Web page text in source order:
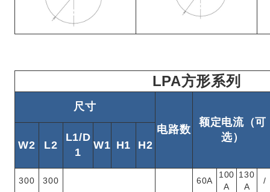
LPA方形系列
尺寸
电路数
额定电流（可
选）
W2 L2
L1/D
1
W1 H1 H2
300 300 60A
100
A
130
A
/